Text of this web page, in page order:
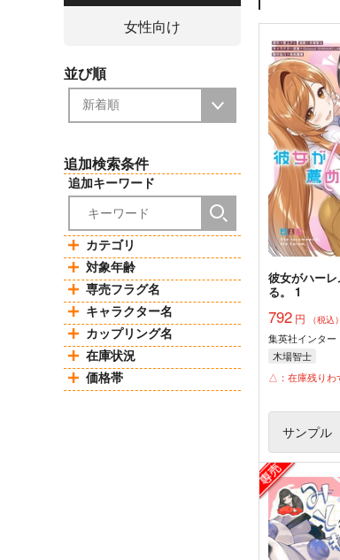
女性向け
並び順
追加検索条件
追加キーワード
カテゴリ
対象年齢
専売フラグ名
キャラクター名
カップリング名
在庫状況
価格帯
彼女がハーレ
る。 1
792 円 （税込）
集英社インター
木場智士
Octonut・
△：在庫残りわ
サンプル